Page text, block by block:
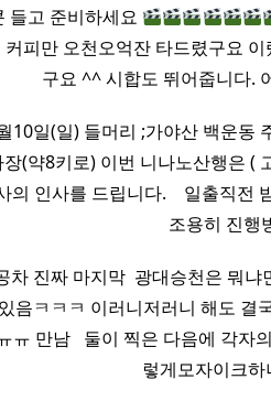
들고 준비하세요
커피만 오천오억잔 타드렸구요
구요 ^^ 시합도 뛰어줍니다.
10일(일) 들머리 ;가야산 백운동
(약8키로) 이번 니나노산행은 (
의 인사를 드립니다. ​ ​ ​ 일출직전
조용히 진행
차 진짜 마지막 ​ 광대승천은 뭐
음ㅋㅋㅋ 이러니저러니 해도 결
ㅠ 만남 ​ ​ 둘이 찍은 다음에 각자
렇게모자이크